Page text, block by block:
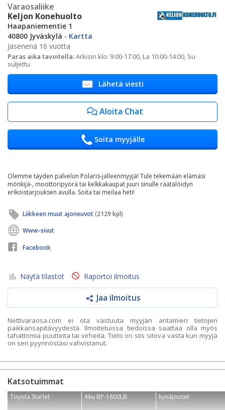
Varaosaliike
Keljon Konehuolto
Haapaniementie 1
40800 Jyväskylä - Kartta
Jäsenenä 16 vuotta
Paras aika tavoitella:Arkisin klo: 9:00-17:00, La 10:00-14:00, Su
suljettu
Lähetä viesti
Aloita Chat
Soita myyjälle
Olemme täyden palvelun Polaris-jälleenmyyjä! Tule tekemään elämäsi
mönkijä-, moottoripyörä tai kelkkakaupat juuri sinulle räätälöidyn
erikoistarjouksen avulla. Soita tai meilaa heti!
Liikkeen muut ajoneuvot(2129 kpl)
Www-sivut
Facebook
Näytä tilastot Raportoi ilmoitus
Jaa ilmoitus
Nettivaraosa.com ei ota vastuuta myyjän antamien tietojen
paikkansapitävyydestä. Ilmoitetuissa tiedoissa saattaa olla myös
tahattomia puutteita tai virheitä. Tieto on siis sitova vasta kun myyjä
on sen pyynnöstäsi vahvistanut.
Katsotuimmat
Toyota Starlet Aku BP-1800LB kynäjouset